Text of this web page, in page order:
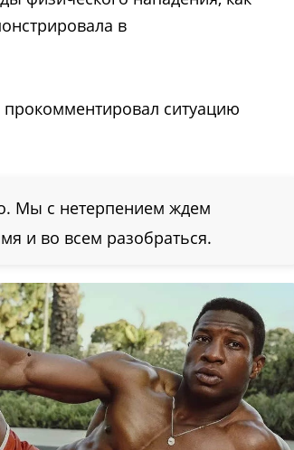
в
ситуацию
Мы с нетерпением ждем
и во всем разобраться.